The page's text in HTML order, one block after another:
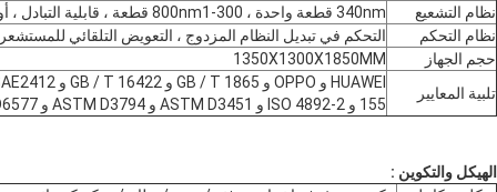
نظام التشعيع
340nm قطعة واحدة ، 300-800nm1 قطعة ، قابلية التبادل ، أو اختر 420nm
نظام التحكم
التحكم في تبديل النظام المزدوج ، التعويض التلقائي
حجم الجهاز
1350X1300X1850MM
تلبية المعايير
155 و ISO 4892-2 و ASTM D3451 و ASTM D3794 و ASTM D6577
الهيكل والتكوين :